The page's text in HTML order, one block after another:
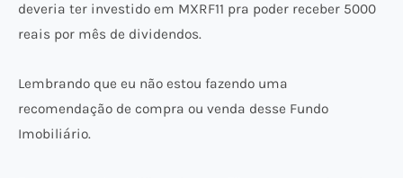
deveria ter investido em MXRF11 pra poder receber 5000
reais por mês de dividendos.
Lembrando que eu não estou fazendo uma
recomendação de compra ou venda desse Fundo
Imobiliário.